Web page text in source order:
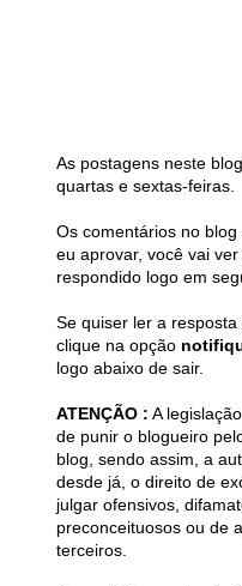
As postagens neste
quartas e sextas-feiras.
Os comentários no blog
eu aprovar, você vai
respondido logo em
Se quiser ler a
clique na opção
logo abaixo de sair.
ATENÇÃO : A
de punir o blogueiro
blog, sendo assim, a
desde já, o direito de
julgar ofensivos,
preconceituosos ou de
terceiros.